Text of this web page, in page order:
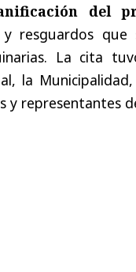
del
resguardos
La cita
la
y representantes